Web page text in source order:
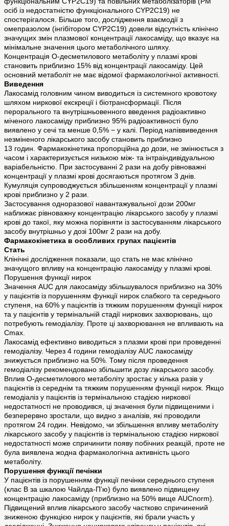
осіб із недостатністю функціонального CYP2C19) не
спостерігалося. Більше того, дослідження взаємодії з
омепразолом (інгібітором CYP2C19) довели відсутність клінічно
значущих змін плазмової концентрації лакосаміду, що вказує на
мінімальне значення цього метаболічного шляху.
Концентрація О-десметилового метаболіту у плазмі крові
становить приблизно 15% від концентрації лакосаміду. Цей
основний метаболіт не має відомої фармакологічної активності.
Виведення
Лакосамід головним чином виводиться із системного кровотоку
шляхом ниркової екскреції і біотрансформації. Після
перорального та внутрішньовенного введення радіоактивно
міченого лакосаміду приблизно 95% радіоактивності було
виявлено у сечі та менше 0,5% − у калі. Період напіввиведення
незміненого лікарського засобу становить приблизно
13 годин. Фармакокінетика пропорційна до дози, не змінюється з
часом і характеризується низькою між- та інтраіндивідуальною
варіабельністю. При застосуванні 2 рази на добу рівноважні
концентрації у плазмі крові досягаються протягом 3 днів.
Кумуляція супроводжується збільшенням концентрації у плазмі
крові приблизно у 2 рази.
Застосування одноразової навантажувальної дози 200мг
наближає рівноважну концентрацію лікарського засобу у плазмі
крові до такої, яку можна порівняти із застосуванням лікарського
засобу внутрішньо у дозі 100мг 2 рази на добу.
Фармакокінетика в особливих групах пацієнтів
Стать
Клінічні дослідження показали, що стать не має клінічно
значущого впливу на концентрацію лакосаміду у плазмі крові.
Порушення функції нирок
Значення AUC для лакосаміду збільшувалося приблизно на 30%
у пацієнтів із порушенням функції нирок слабкого та середнього
ступеня, на 60% у пацієнтів із тяжким порушенням функції нирок
та у пацієнтів у термінальній стадії ниркових захворювань, що
потребують гемодіалізу. Проте ці захворювання не впливають на
Cmax.
Лакосамід ефективно виводиться з плазми крові при проведенні
гемодіалізу. Через 4 години гемодіалізу AUC лакосаміду
знижується приблизно на 50%. Тому після проведення
гемодіалізу рекомендовано збільшити дозу лікарського засобу.
Вплив О-десметилового метаболіту зростає у кілька разів у
пацієнтів із середнім та тяжким порушенням функції нирок. Якщо
гемодіаліз у пацієнтів із термінальною стадією ниркової
недостатності не проводився, ці значення були підвищеними і
безперервно зростали, що видно з аналізів, які проводили
протягом 24 годин. Невідомо, чи збільшення впливу метаболіту
лікарського засобу у пацієнтів із термінальною стадією ниркової
недостатності може спричинити появу побічних реакцій, проте не
була виявлена жодна фармакологічна активність цього
метаболіту.
Порушення функції печінки
У пацієнтів із порушенням функції печінки середнього ступеня
(клас В за шкалою Чайлда-П’ю) було виявлено підвищену
концентрацію лакосаміду (приблизно на 50% вище AUCnorm).
Підвищений вплив лікарського засобу частково спричинений
зниженою функцією нирок у пацієнтів, які брали участь у